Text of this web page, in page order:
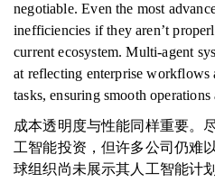
negotiable. Even the most
inefficiencies if they aren’t
current ecosystem. Multi-agent
at reflecting enterprise
tasks, ensuring smooth operations
成本透明度与性能同样重要。
工智能投资，但许多公司仍难
球组织尚未展示其人工智能计